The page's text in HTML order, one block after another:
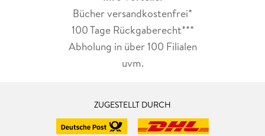
Bücher versandkostenfrei*
100 Tage Rückgaberecht***
Abholung in über 100 Filialen
uvm.
ZUGESTELLT DURCH